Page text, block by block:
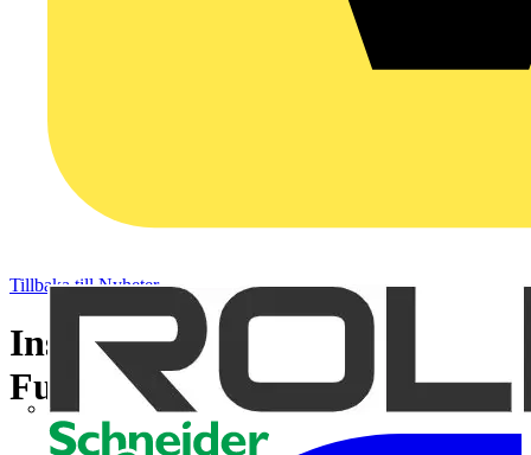
Tillbaka till Nyheter
Installationer får större fokus i
Future City